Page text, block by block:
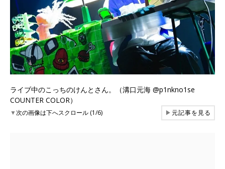
ライブ中のこっちのけんとさん。（溝口元海 @p1nkno1se
COUNTER COLOR）
▼次の画像は下へスクロール (1/6) ▶元記事を見る